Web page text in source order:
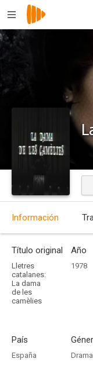
Información
Título original
Lletres
catalanes:
La dama
de les
camèlies
Año
1978
País
España Drama